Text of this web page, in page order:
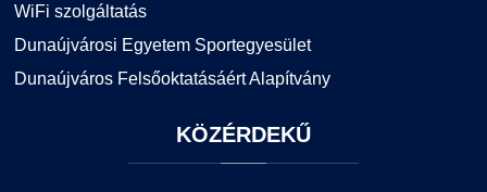
WiFi szolgáltatás
Dunaújvárosi Egyetem Sportegyesület
Dunaújváros Felsőoktatásáért Alapítvány
KÖZÉRDEKŰ